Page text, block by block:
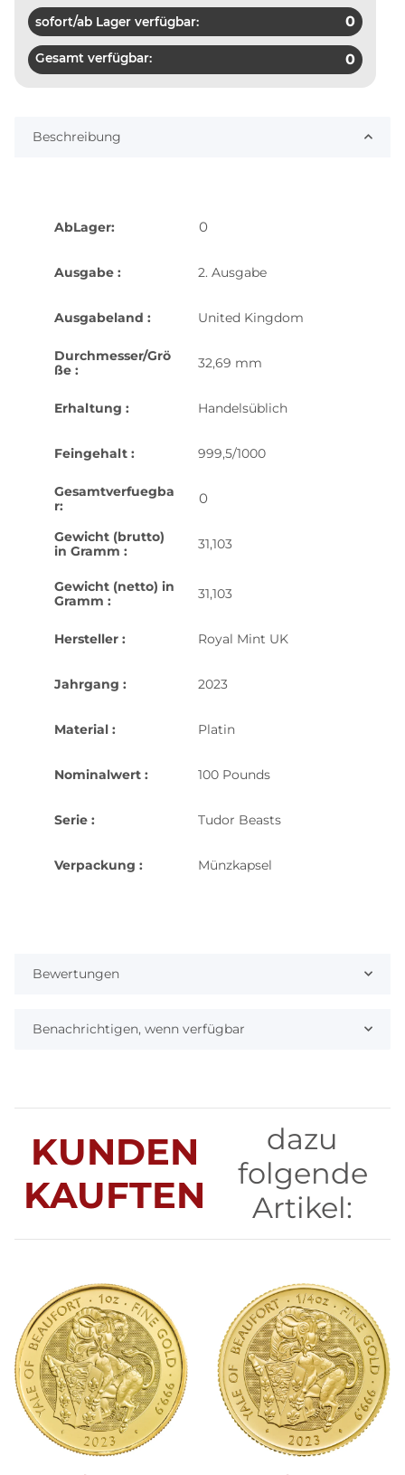
sofort/ab Lager verfügbar: 0
Gesamt verfügbar: 0
Beschreibung
AbLager: 0
Ausgabe : 2. Ausgabe
Ausgabeland : United Kingdom
Durchmesser/Grö
ße :
32,69 mm
Erhaltung : Handelsüblich
Feingehalt : 999,5/1000
Gesamtverfuegba
r:
0
Gewicht (brutto)
in Gramm :
31,103
Gewicht (netto) in
Gramm :
31,103
Hersteller : Royal Mint UK
Jahrgang : 2023
Material : Platin
Nominalwert : 100 Pounds
Serie : Tudor Beasts
Verpackung : Münzkapsel
Bewertungen
Benachrichtigen, wenn verfügbar
KUNDEN
KAUFTEN
dazu
folgende
Artikel: